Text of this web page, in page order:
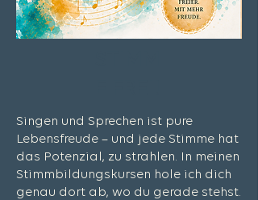
Singen und Sprechen ist pure
Lebensfreude – und jede Stimme hat
das Potenzial, zu strahlen. In meinen
Stimmbildungskursen hole ich dich
genau dort ab, wo du gerade stehst.